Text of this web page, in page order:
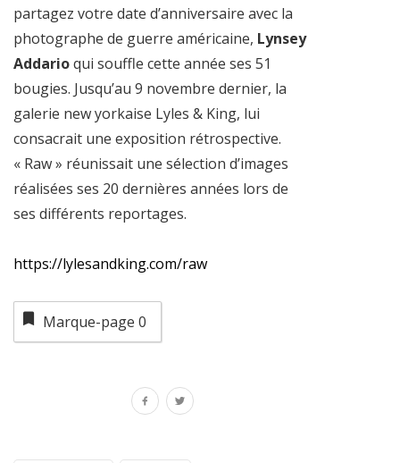
partagez votre date d’anniversaire avec la
photographe de guerre américaine, Lynsey
Addarioqui souffle cette année ses 51
bougies. Jusqu’au 9 novembre dernier, la
galerie new yorkaise Lyles & King, lui
consacrait une exposition rétrospective.
« Raw » réunissait une sélection d’images
réalisées ses 20 dernières années lors de
ses différents reportages.
https://lylesandking.com/raw
Marque-page 0